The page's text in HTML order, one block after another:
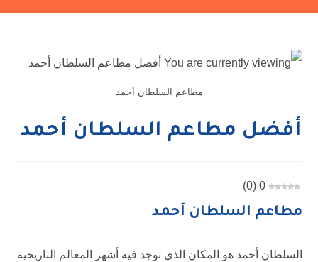
مطاعم السلطان أحمد
أفضل مطاعم السلطان أحمد
0
(
0
)
مطاعم السلطان أحمد
السلطان أحمد هو المكان الذي توجد فيه أشهر المعالم التاريخية